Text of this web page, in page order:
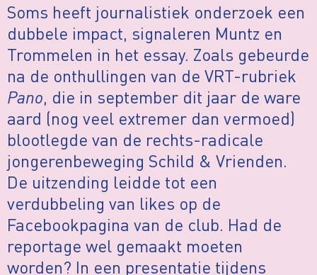
Soms heeft journalistiek onderzoek een
dubbele impact, signaleren Muntz en
Trommelen in het essay. Zoals gebeurde
na de onthullingen van de VRT-rubriek
Pano, die in september dit jaar de ware
aard (nog veel extremer dan vermoed)
blootlegde van de rechts-radicale
jongerenbeweging Schild & Vrienden.
De uitzending leidde tot een
verdubbeling van likes op de
Facebookpagina van de club. Had de
reportage wel gemaakt moeten
worden? In een presentatie tijdens